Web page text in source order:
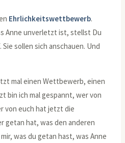
Ehrlichkeitswettbewerb.
Anne unverletzt ist, stellst Du
sollen sich anschauen. Und
mal einen Wettbewerb, einen
bin ich mal gespannt, wer von
von euch hat jetzt die
getan hat, was den anderen
was du getan hast, was Anne